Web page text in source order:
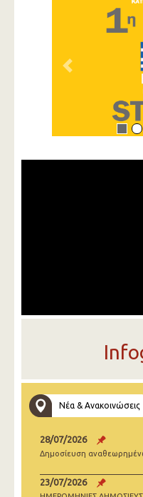
Previous
Νέα & Ανακοινώσεις
28/07/2026
Δημοσίευση
23/07/2026